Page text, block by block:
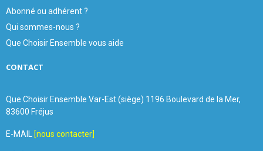
Abonné ou adhérent ?
Qui sommes-nous ?
Que Choisir Ensemble vous aide
CONTACT
Que Choisir Ensemble Var-Est (siège) 1196 Boulevard de la Mer,
83600 Fréjus
E-MAIL [nous contacter]